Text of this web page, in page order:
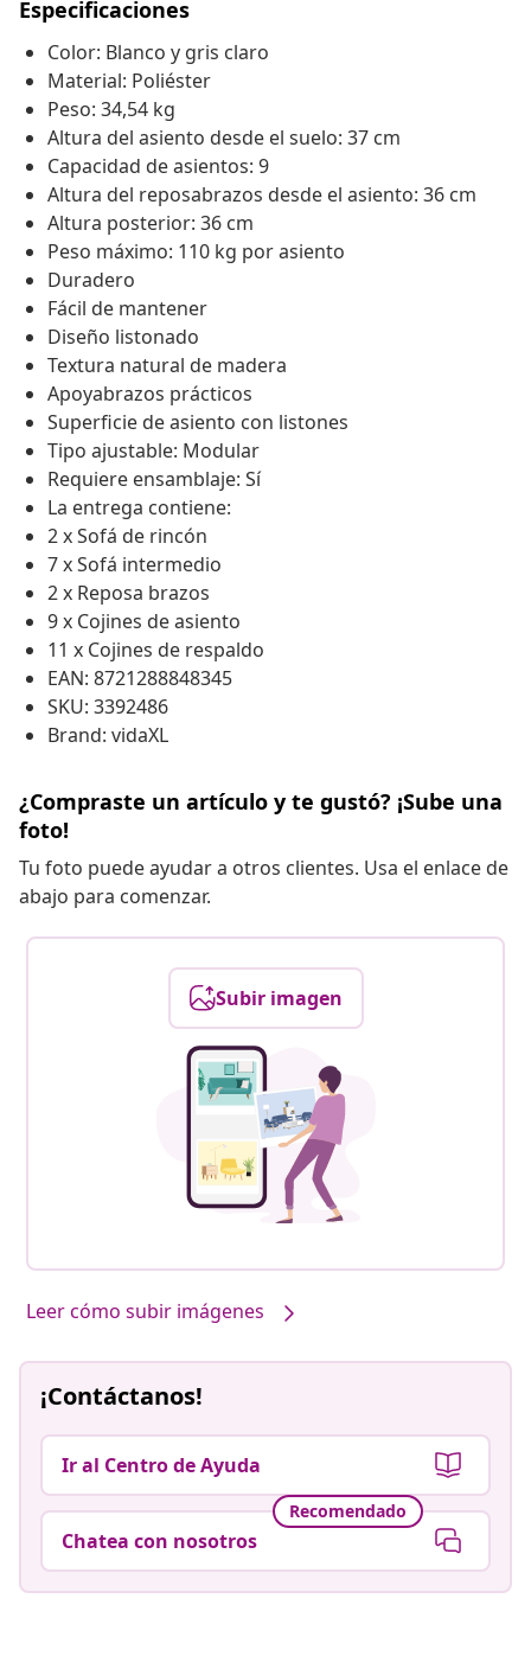
Especificaciones
Color: Blanco y gris claro
Material: Poliéster
Peso: 34,54 kg
Altura del asiento desde el suelo: 37 cm
Capacidad de asientos: 9
Altura del reposabrazos desde el asiento: 36 cm
Altura posterior: 36 cm
Peso máximo: 110 kg por asiento
Duradero
Fácil de mantener
Diseño listonado
Textura natural de madera
Apoyabrazos prácticos
Superficie de asiento con listones
Tipo ajustable: Modular
Requiere ensamblaje: Sí
La entrega contiene:
2 x Sofá de rincón
7 x Sofá intermedio
2 x Reposa brazos
9 x Cojines de asiento
11 x Cojines de respaldo
EAN: 8721288848345
SKU: 3392486
Brand: vidaXL
¿Compraste un artículo y te gustó? ¡Sube una
foto!
Tu foto puede ayudar a otros clientes. Usa el enlace de
abajo para comenzar.
Subir imagen
Leer cómo subir imágenes
¡Contáctanos!
Ir al Centro de Ayuda
Recomendado
Chatea con nosotros